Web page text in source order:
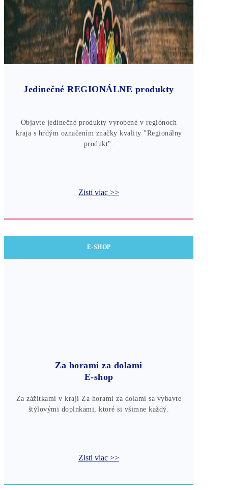
Jedinečné REGIONÁLNE produkty
Objavte jedinečné produkty vyrobené v regiónoch
kraja s hrdým označením značky kvality "Regionálny
produkt".
Zisti viac >>
E-SHOP
Za horami za dolami
E-shop
Za zážitkami v kraji Za horami za dolami sa vybavte
štýlovými doplnkami, ktoré si všimne každý.
Zisti viac >>